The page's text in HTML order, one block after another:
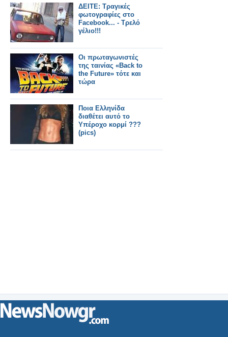
ΔΕITE: Τραγικές
φωτογραφίες στο
Facebook... - Τρελό
γέλιο!!!
Οι πρωταγωνιστές
της ταινίας «Back to
the Future» τότε και
τώρα
Ποια Ελληνίδα
διαθέτει αυτό το
Υπέροχο κορμί ???
(pics)